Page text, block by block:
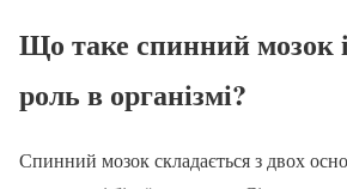
Що таке спинний мозок
роль в організмі?
Спинний мозок складається з двох